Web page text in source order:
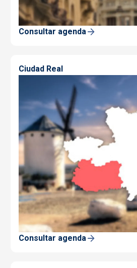
Consultar agenda
Ciudad Real
Consultar agenda